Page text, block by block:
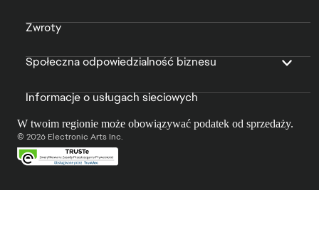
Zwroty
Społeczna odpowiedzialność biznesu
Informacje o usługach sieciowych
W twoim regionie może obowiązywać podatek od sprzedaży.
© 2026 Electronic Arts Inc.